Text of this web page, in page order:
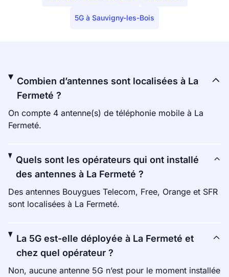
5G à Sauvigny-les-Bois
Combien d’antennes sont localisées à La
Fermeté ?
On compte 4 antenne(s) de téléphonie mobile à La
Fermeté.
Quels sont les opérateurs qui ont installé
des antennes à La Fermeté ?
Des antennes Bouygues Telecom, Free, Orange et SFR
sont localisées à La Fermeté.
La 5G est-elle déployée à La Fermeté et
chez quel opérateur ?
Non, aucune antenne 5G n’est pour le moment installée